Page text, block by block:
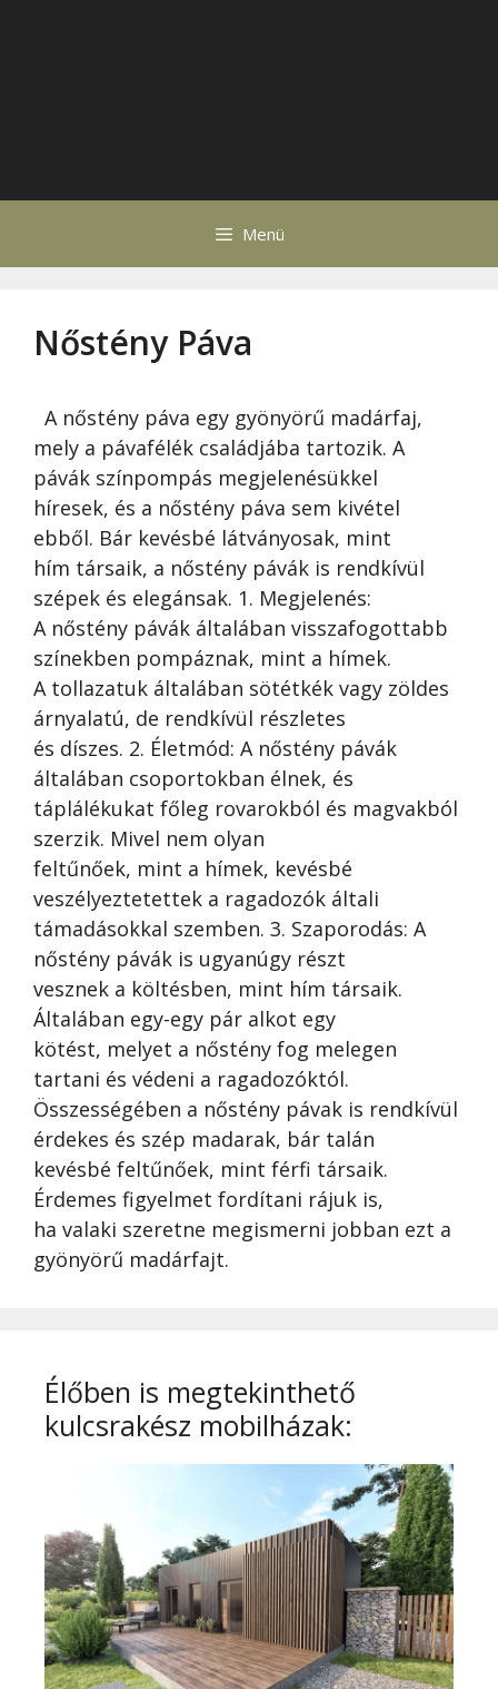
Menü
Nőstény Páva
A nőstény páva egy gyönyörű madárfaj,
mely a pávafélék családjába tartozik. A
pávák színpompás megjelenésükkel
híresek, és a nőstény páva sem kivétel
ebből. Bár kevésbé látványosak, mint
hím társaik, a nőstény pávák is rendkívül
szépek és elegánsak. 1. Megjelenés:
A nőstény pávák általában visszafogottabb
színekben pompáznak, mint a hímek.
A tollazatuk általában sötétkék vagy zöldes
árnyalatú, de rendkívül részletes
és díszes. 2. Életmód: A nőstény pávák
általában csoportokban élnek, és
táplálékukat főleg rovarokból és magvakból
szerzik. Mivel nem olyan
feltűnőek, mint a hímek, kevésbé
veszélyeztetettek a ragadozók általi
támadásokkal szemben. 3. Szaporodás: A
nőstény pávák is ugyanúgy részt
vesznek a költésben, mint hím társaik.
Általában egy-egy pár alkot egy
kötést, melyet a nőstény fog melegen
tartani és védeni a ragadozóktól.
Összességében a nőstény pávak is rendkívül
érdekes és szép madarak, bár talán
kevésbé feltűnőek, mint férfi társaik.
Érdemes figyelmet fordítani rájuk is,
ha valaki szeretne megismerni jobban ezt a
gyönyörű madárfajt.
Élőben is megtekinthető
kulcsrakész mobilházak: